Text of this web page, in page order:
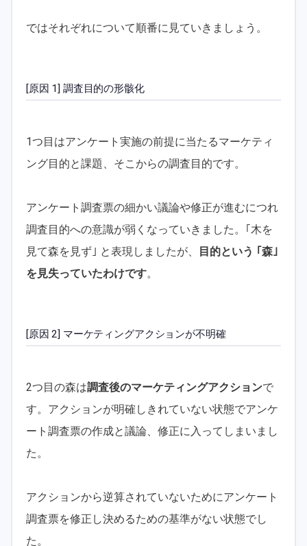
ではそれぞれについて順番に見ていきましょう。
[原因 1] 調査目的の形骸化
1つ目はアンケート実施の前提に当たるマーケティ
ング目的と課題、そこからの調査目的です。
アンケート調査票の細かい議論や修正が進むにつれ
調査目的への意識が弱くなっていきました。｢木を
見て森を見ず｣ と表現しましたが、
目的という ｢森｣
を見失っていたわけです。
[原因 2] マーケティングアクションが不明確
2つ目の森は調査後のマーケティングアクションで
す。アクションが明確しきれていない状態でアンケ
ート調査票の作成と議論、修正に入ってしまいまし
た。
アクションから逆算されていないためにアンケート
調査票を修正し決めるための基準がない状態でし
た。